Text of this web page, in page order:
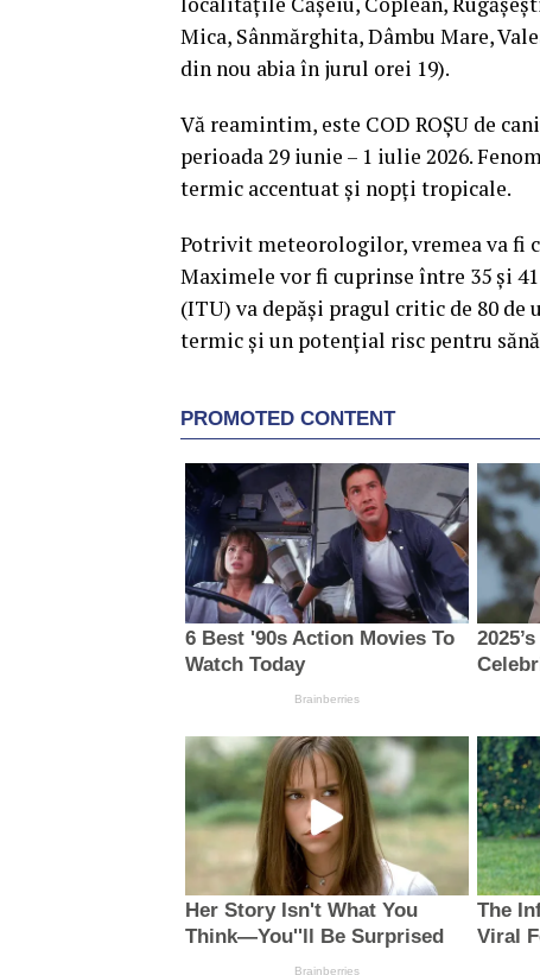
Mica, Sânmărghita, Dâmbu Mare,
din nou abia în jurul orei 19).
Vă reamintim, este COD ROȘU de
perioada 29 iunie – 1 iulie 2026.
termic accentuat și nopți tropicale.
Potrivit meteorologilor, vremea va fi
Maximele vor fi cuprinse între 35 și
(ITU) va depăși pragul critic de 80
termic și un potențial risc pentru